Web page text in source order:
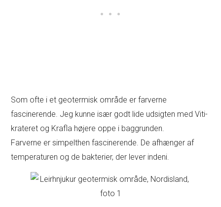
Som ofte i et geotermisk område er farverne
fascinerende. Jeg kunne især godt lide udsigten med Viti-
krateret og Krafla højere oppe i baggrunden.
Farverne er simpelthen fascinerende. De afhænger af
temperaturen og de bakterier, der lever indeni.